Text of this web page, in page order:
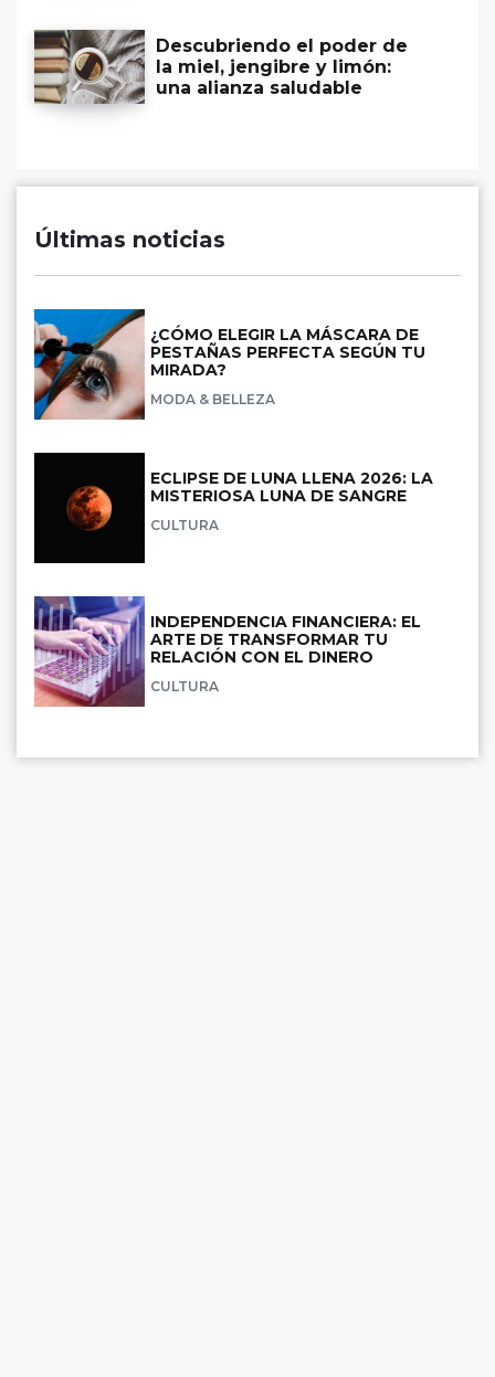
Descubriendo el poder de
la miel, jengibre y limón:
una alianza saludable
Últimas noticias
¿CÓMO ELEGIR LA MÁSCARA DE
PESTAÑAS PERFECTA SEGÚN TU
MIRADA?
MODA & BELLEZA
ECLIPSE DE LUNA LLENA 2026: LA
MISTERIOSA LUNA DE SANGRE
CULTURA
INDEPENDENCIA FINANCIERA: EL
ARTE DE TRANSFORMAR TU
RELACIÓN CON EL DINERO
CULTURA